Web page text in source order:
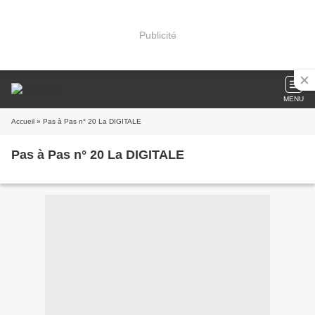
Publicité
MENU
Accueil » Pas à Pas n° 20 La DIGITALE
Pas à Pas n° 20 La DIGITALE